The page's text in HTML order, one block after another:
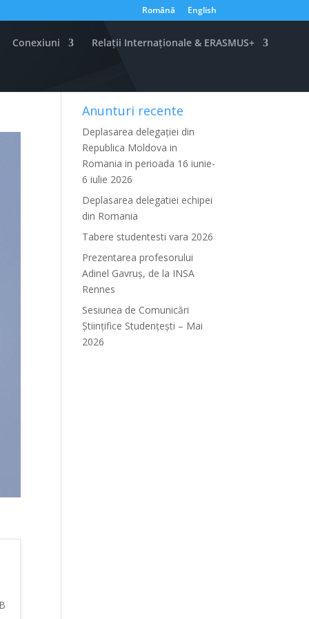
Română English
Conexiuni Relații Internaționale & ERASMUS+
Anunturi recente
Deplasarea delegației din
Republica Moldova in
Romania in perioada 16 iunie-
6 iulie 2026
Deplasarea delegatiei echipei
din Romania
Tabere studentesti vara 2026
Prezentarea profesorului
Adinel Gavruș, de la INSA
Rennes
Sesiunea de Comunicări
Științifice Studențești – Mai
2026